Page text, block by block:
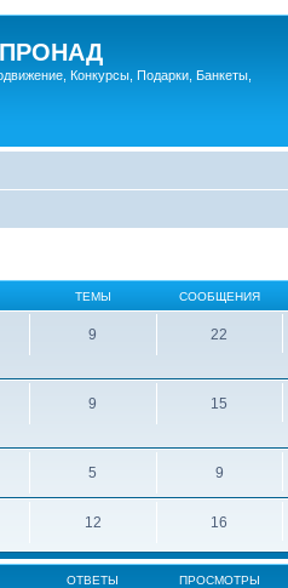
ПРОНАД
Конкурсы, Подарки, Банкеты,
ТЕМЫ СООБЩЕНИЯ
9 22
9 15
5 9
12 16
ОТВЕТЫ ПРОСМОТРЫ